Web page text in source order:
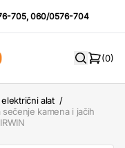
705,060/0576-704
(0)
alat /
sečenje kamena i jačih